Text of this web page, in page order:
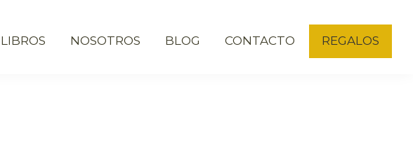
LIBROS NOSOTROS BLOG CONTACTO REGALOS